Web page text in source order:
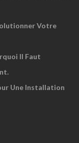
Votre
Il Faut
Une Installation